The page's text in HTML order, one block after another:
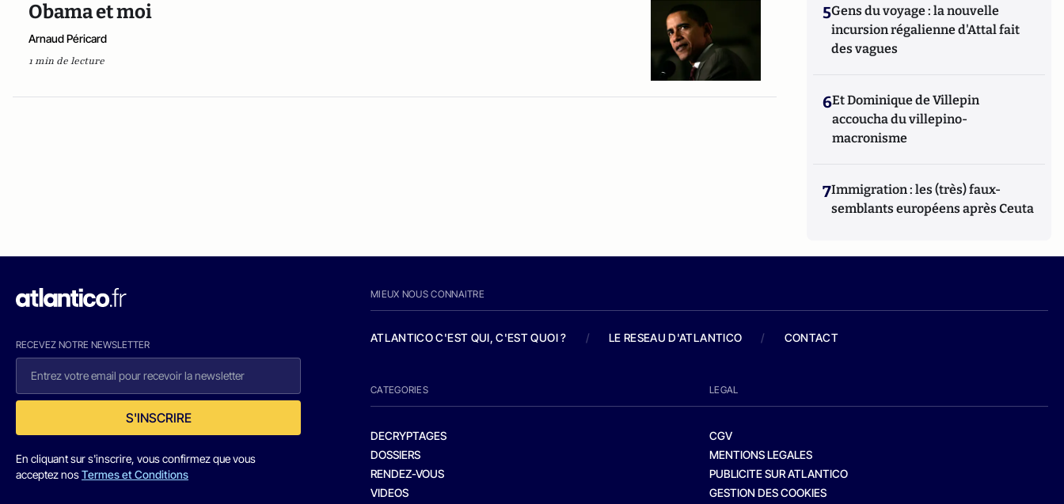
Obama et moi
Arnaud Péricard
1 min de lecture
5Gens du voyage : la nouvelle
incursion régalienne d'Attal fait
des vagues
6Et Dominique de Villepin
accoucha du villepino-
macronisme
7Immigration : les (très) faux-
semblants européens après Ceuta
RECEVEZ NOTRE NEWSLETTER
S'INSCRIRE
En cliquant sur s'inscrire, vous confirmez que vous
acceptez nosTermes et Conditions
MIEUX NOUS CONNAITRE
ATLANTICO C'EST QUI, C'EST QUOI ? / LE RESEAU D'ATLANTICO / CONTACT
CATEGORIES
DECRYPTAGES
DOSSIERS
RENDEZ-VOUS
VIDEOS
LEGAL
CGV
MENTIONS LEGALES
PUBLICITE SUR ATLANTICO
GESTION DES COOKIES